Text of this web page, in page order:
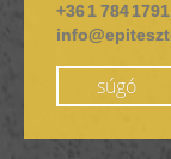
+36 1 784
súgó